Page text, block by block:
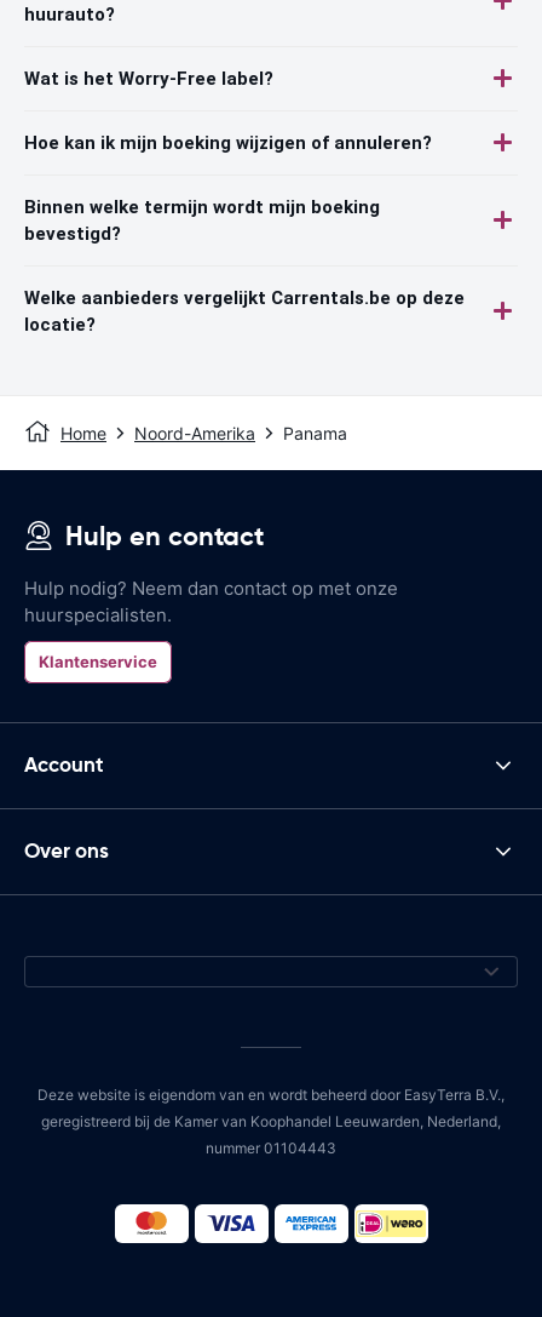
huurauto?
Wat is het Worry-Free label?
Hoe kan ik mijn boeking wijzigen of annuleren?
Binnen welke termijn wordt mijn boeking
bevestigd?
Welke aanbieders vergelijkt Carrentals.be op deze
locatie?
Home Noord-Amerika Panama
Hulp en contact
Hulp nodig? Neem dan contact op met onze
huurspecialisten.
Klantenservice
Account
Over ons
Deze website is eigendom van en wordt beheerd door EasyTerra B.V.,
geregistreerd bij de Kamer van Koophandel Leeuwarden, Nederland,
nummer 01104443